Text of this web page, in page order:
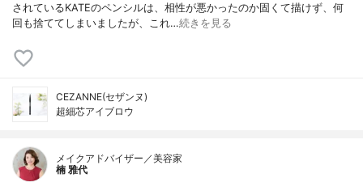
されているKATEのペンシルは、相性が悪かったのか固くて描けず、何
回も捨ててしまいましたが、これ…続きを見る
CEZANNE(セザンヌ)
超細芯アイブロウ
メイクアドバイザー／美容家
楠 雅代